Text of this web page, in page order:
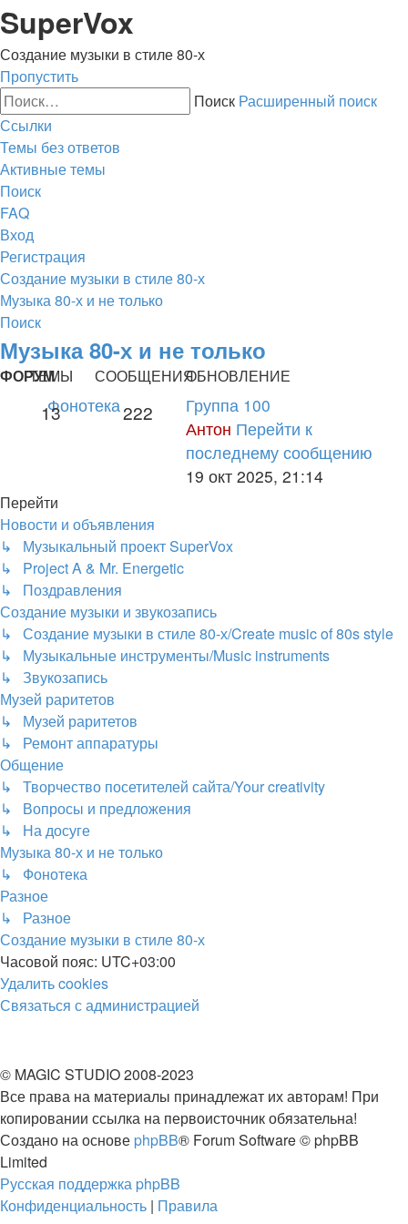
Регистрация
SuperVox
Создание музыки в стиле 80-х
Пропустить
Поиск Расширенный поиск
Ссылки
Темы без ответов
Активные темы
Поиск
FAQ
Вход
Регистрация
Создание музыки в стиле 80-х
Музыка 80-х и не только
Поиск
Музыка 80-х и не только
ФОРУМ
ТЕМЫ СООБЩЕНИЯОБНОВЛЕНИЕ
Фонотека
13 222
Группа 100
Антон Перейти к
последнему сообщению
19 окт 2025, 21:14
Перейти
Новости и объявления
↳ Музыкальный проект SuperVox
↳ Project A & Mr. Energetic
↳ Поздравления
Создание музыки и звукозапись
↳ Создание музыки в стиле 80-х/Create music of 80s style
↳ Музыкальные инструменты/Music instruments
↳ Звукозапись
Музей раритетов
↳ Музей раритетов
↳ Ремонт аппаратуры
Общение
↳ Творчество посетителей сайта/Your creativity
↳ Вопросы и предложения
↳ На досуге
Музыка 80-х и не только
↳ Фонотека
Разное
↳ Разное
Создание музыки в стиле 80-х
Часовой пояс: UTC+03:00
Удалить cookies
Связаться
Связаться садминистрацией
© MAGIC STUDIO 2008-2023
Все права на материалы принадлежат их авторам! При
копировании ссылка на первоисточник обязательна!
Создано на основе phpBB® Forum Software © phpBB
Limited
Русская поддержка phpBB
Конфиденциальность | Правила